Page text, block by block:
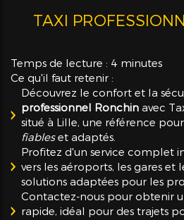
TAXI
Temps de lecture : 4 minutes
Ce qu'il faut retenir :
Découvrez le confort et la
professionnel Ronchin avec
situé à Lille, une référence
fiableset adaptés.
Profitez d'un service complet
vers les aéroports, les gares et
solutions adaptées pour les
Contactez-nous pour obtenir
rapide, idéal pour des trajets